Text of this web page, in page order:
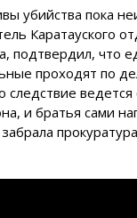
убийства пока
Каратауского
подтвердил, что
проходят по
следствие
и братья сами